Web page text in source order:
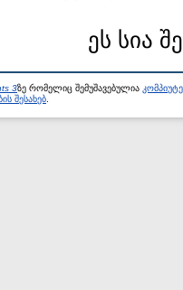
ეს სია
3ზე რომელიც შემუშავებულია
შესახებ